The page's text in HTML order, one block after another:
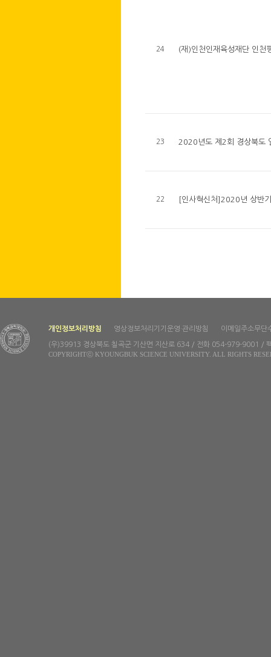
24 (재)인천인재육성재단 인천
23 2020년도 제2회 경상북도
22 [인사혁신처]2020년 상반
개인정보처리방침 영상정보처리기기운영·관리방침 이메일주소무단
(우)39913 경상북도 칠곡군 기산면 지산로 634 / 전화 054-979-9001 /
COPYRIGHTⓒ KYOUNGBUK SCIENCE UNIVERSITY. ALL RIGHTS